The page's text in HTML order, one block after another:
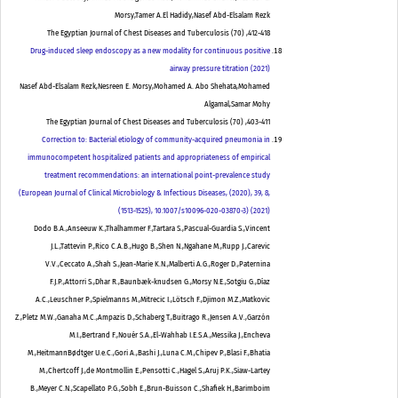
Morsy,Tamer A.El Hadidy,Nasef Abd-Elsalam Rezk
The Egyptian Journal of Chest Diseases and Tuberculosis (70) ,412-418
Drug-induced sleep endoscopy as a new modality for continuous positive
airway pressure titration (2021)
Nasef Abd-Elsalam Rezk,Nesreen E. Morsy,Mohamed A. Abo Shehata,Mohamed
Algamal,Samar Mohy
The Egyptian Journal of Chest Diseases and Tuberculosis (70) ,403-411
Correction to: Bacterial etiology of community-acquired pneumonia in
immunocompetent hospitalized patients and appropriateness of empirical
treatment recommendations: an international point-prevalence study
(European Journal of Clinical Microbiology & Infectious Diseases, (2020), 39, 8,
(1513-1525), 10.1007/s10096-020-03870-3) (2021)
Dodo B.A.,Anseeuw K.,Thalhammer F.,Tartara S.,Pascual-Guardia S.,Vincent
J.L.,Tattevin P.,Rico C.A.B.,Hugo B.,Shen N.,Ngahane M.,Rupp J.,Carevic
V.V.,Ceccato A.,Shah S.,Jean-Marie K.N.,Malberti A.G.,Roger D.,Paternina
F.J.P.,Attorri S.,Dhar R.,Baunbæk-knudsen G.,Morsy N.E.,Sotgiu G.,Díaz
A.C.,Leuschner P.,Spielmanns M.,Mitrecic I.,Lötsch F.,Djimon M.Z.,Matkovic
Z.,Pletz M.W.,Ganaha M.C.,Ampazis D.,Schaberg T.,Buitrago R.,Jensen A.V.,Garzón
M.I.,Bertrand F.,Nouér S.A.,El-Wahhab I.E.S.A.,Messika J.,Encheva
M.,HeitmannBødtger U.e.C.,Gori A.,Bashi J.,Luna C.M.,Chipev P.,Blasi F.,Bhatia
M.,Chertcoff J.,de Montmollin E.,Pensotti C.,Hagel S.,Aruj P.K.,Siaw-Lartey
B.,Meyer C.N.,Scapellato P.G.,Sobh E.,Brun-Buisson C.,Shafiek H.,Barimboim